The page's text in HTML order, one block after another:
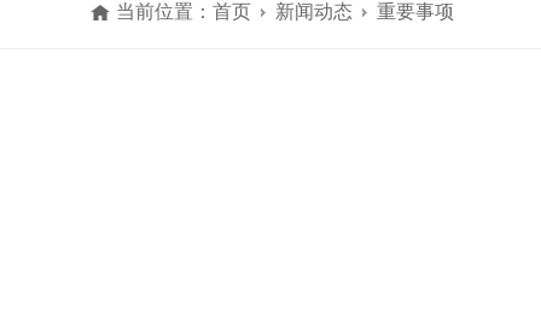
当前位置： 首页 新闻动态 重要事项